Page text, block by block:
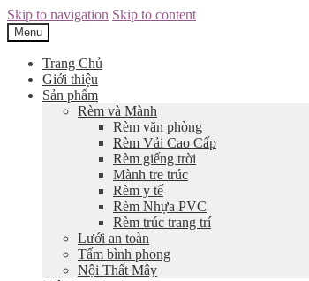
Skip to navigation Skip to content
Menu
Trang Chủ
Giới thiệu
Sản phẩm
Rèm và Mành
Rèm văn phòng
Rèm Vải Cao Cấp
Rèm giếng trời
Mành tre trúc
Rèm y tế
Rèm Nhựa PVC
Rèm trúc trang trí
Lưới an toàn
Tấm bình phong
Nội Thất Mây